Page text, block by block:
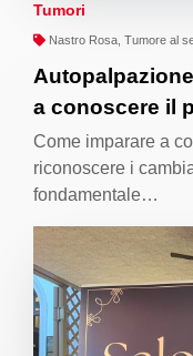
Tumori
Nastro Rosa, Tumore al
a conoscere il
Come imparare a
riconoscere i
fondamentale…